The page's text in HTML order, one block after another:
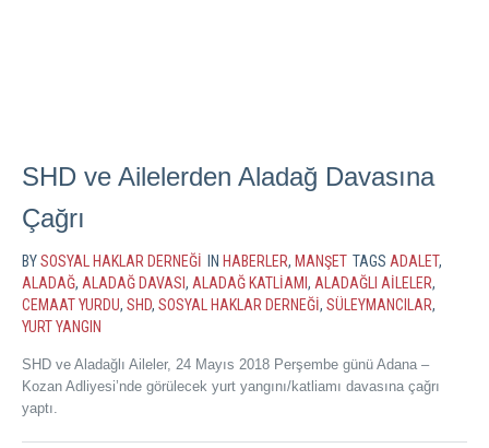
SHD ve Ailelerden Aladağ Davasına
Çağrı
BYSOSYAL HAKLAR DERNEĞI IN HABERLER, MANŞET TAGS ADALET,
ALADAĞ, ALADAĞ DAVASI , ALADAĞ KATLIAMI , ALADAĞLI AILELER,
CEMAAT YURDU, SHD, SOSYAL HAKLAR DERNEĞI, SÜLEYMANCILAR,
YURT YANGIN
SHD ve Aladağlı Aileler, 24 Mayıs 2018 Perşembe günü Adana –
Kozan Adliyesi’nde görülecek yurt yangını/katliamı davasına çağrı
yaptı.